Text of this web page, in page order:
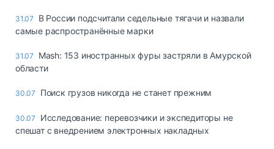
31.07
В России подсчитали седельные тягачи и назвали
самые распространённые марки
31.07
Mash: 153 иностранных фуры застряли в Амурской
области
30.07 Поиск грузов никогда не станет прежним
30.07
Исследование: перевозчики и экспедиторы не
спешат с внедрением электронных накладных